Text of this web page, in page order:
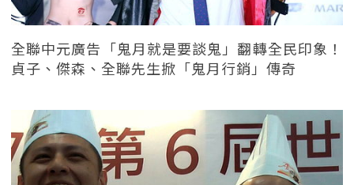
全聯中元廣告「鬼月就是要談鬼」翻轉全民印象！
貞子、傑森、全聯先生掀「鬼月行銷」傳奇